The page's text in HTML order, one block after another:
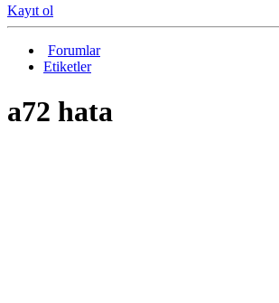
Kayıt ol
Forumlar
Etiketler
a72 hata